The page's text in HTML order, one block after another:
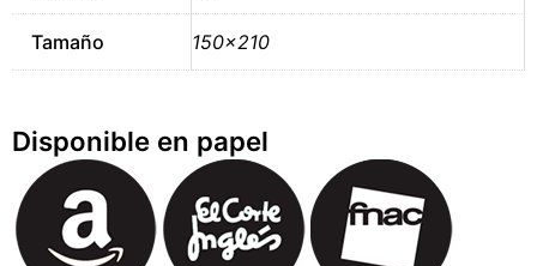
Tamaño 150×210
Disponible en papel